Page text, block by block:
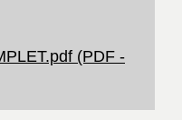
(PDF -